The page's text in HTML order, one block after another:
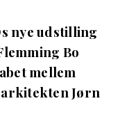
nye udstilling
Bo
mellem
Jørn